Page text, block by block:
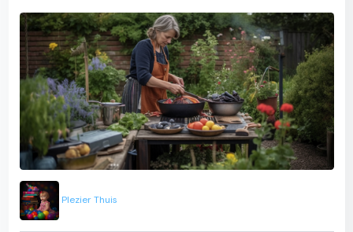
Plezier Thuis